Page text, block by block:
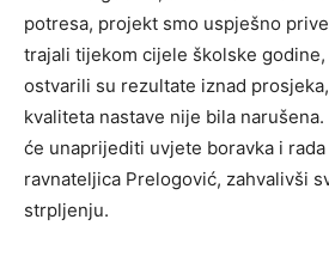
potresa, projekt smo uspješno
trajali tijekom cijele školske
ostvarili su rezultate iznad
kvaliteta nastave nije bila
će unaprijediti uvjete boravka i
ravnateljica Prelogović, zahvalivši
strpljenju.